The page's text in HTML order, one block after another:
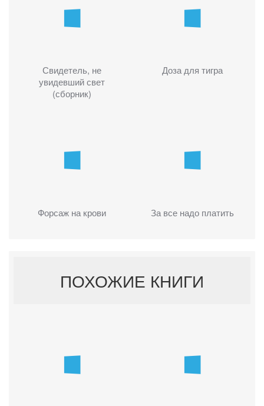
Свидетель, не
увидевший свет
(сборник)
Доза для тигра
Форсаж на крови За все надо платить
ПОХОЖИЕ КНИГИ